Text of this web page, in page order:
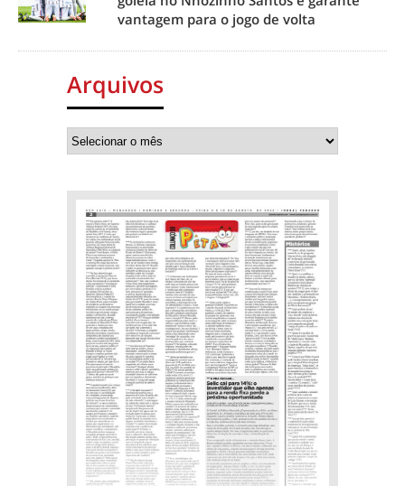
vantagem para o jogo de volta
Arquivos